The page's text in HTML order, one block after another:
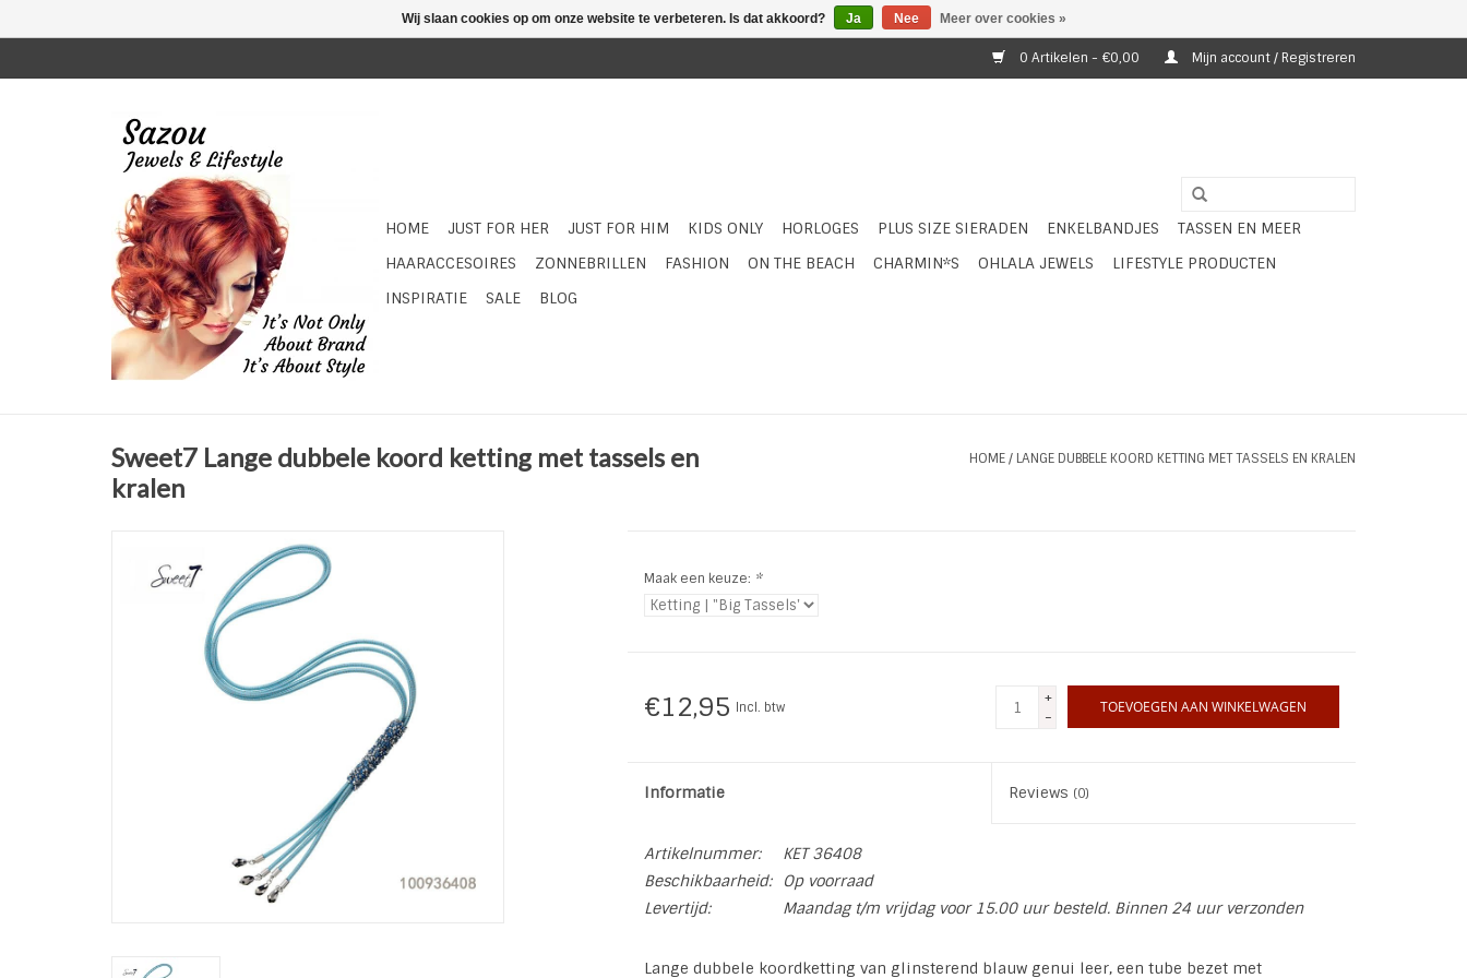
0 Artikelen - €0,00 Mijn account / Registreren
HOME JUST FOR HER JUST FOR HIM KIDS ONLY HORLOGES PLUS SIZE SIERADEN ENKELBANDJES
TASSEN EN MEER
HAARACCESOIRES
ZONNEBRILLEN FASHION ON THE BEACH CHARMIN*S OHLALA JEWELS
LIFESTYLE PRODUCTEN
INSPIRATIE
SALE BLOG
Sweet7 Lange dubbele koord ketting met tassels en
kralen
HOME/ LANGE DUBBELE KOORD KETTING MET TASSELS EN KRALEN
Maak een keuze: *
€12,95 Incl. btw
+
-
TOEVOEGEN AAN WINKELWAGEN
Informatie Reviews (0)
Artikelnummer:
KET 36408
Beschikbaarheid:
Op voorraad
Levertijd:
Maandag t/m vrijdag voor 15.00 uur besteld. Binnen 24 uur verzonden
Lange dubbele koordketting van glinsterend blauw genui leer, een tube bezet met
Wij slaan cookies op om onze website te verbeteren. Is dat akkoord? Ja Nee Meer over cookies »